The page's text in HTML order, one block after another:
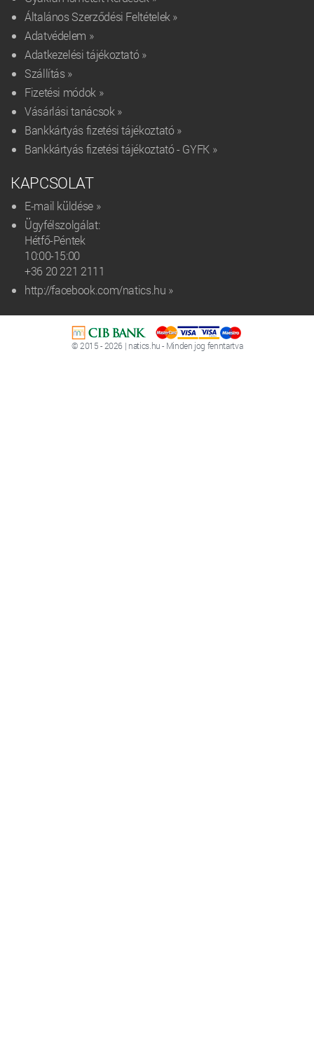
Általános Szerződési Feltételek »
Adatvédelem »
Adatkezelési tájékoztató »
Szállítás »
Fizetési módok »
Vásárlási tanácsok »
Bankkártyás fizetési tájékoztató »
Bankkártyás fizetési tájékoztató - GYFK »
KAPCSOLAT
E-mail küldése »
Ügyfélszolgálat:
Hétfő-Péntek
10:00-15:00
+36 20 221 2111‬
http://facebook.com/natics.hu »
© 2015 - 2026 | natics.hu - Minden jog fenntartva